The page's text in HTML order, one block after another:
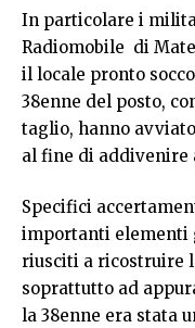
In particolare i
Radiomobile di
il locale pronto
38enne del posto,
taglio, hanno
al fine di addivenire
Specifici
importanti elementi
riusciti a ricostruire
soprattutto ad
la 38enne era stata